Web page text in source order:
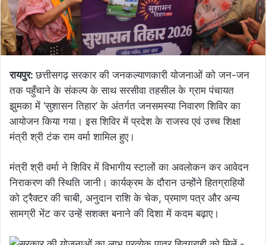
रायपुर:छत्तीसगढ़ सरकार की जनकल्याणकारी योजनाओं को जन-जन
तक पहुँचाने के संकल्प के साथ सरसीवा तहसील के ग्राम पंचायत
झुमका में ‘सुशासन तिहार’ के अंतर्गत जनसमस्या निवारण शिविर का
आयोजन किया गया। इस शिविर में प्रदेश के राजस्व एवं उच्च शिक्षा
मंत्री श्री टंक राम वर्मा शामिल हुए।
मंत्री श्री वर्मा ने शिविर में विभागीय स्टालों का अवलोकन कर आवेदन
निराकरण की स्थिति जानी। कार्यक्रम के दौरान उन्होंने हितग्राहियों
को ट्रैक्टर की चाबी, अनुदान राशि के चेक, प्रमाण पत्र और अन्य
सामग्री भेंट कर उन्हें सशक्त बनाने की दिशा में कदम बढ़ाए।